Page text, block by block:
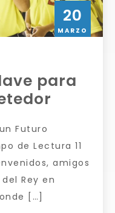
20
MARZO
para
Futuro
de Lectura 11
amigos
Rey en
[…]